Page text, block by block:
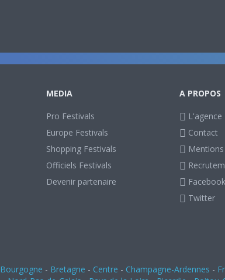
MEDIA
Pro Festivals
Europe Festivals
Shopping Festivals
Officiels Festivals
Devenir partenaire
A PROPOS
L'agence
Contact
Facebook
Twitter
Bourgogne - Bretagne - Centre - Champagne-Ardennes -